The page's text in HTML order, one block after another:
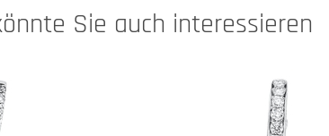
Sie auch interessieren